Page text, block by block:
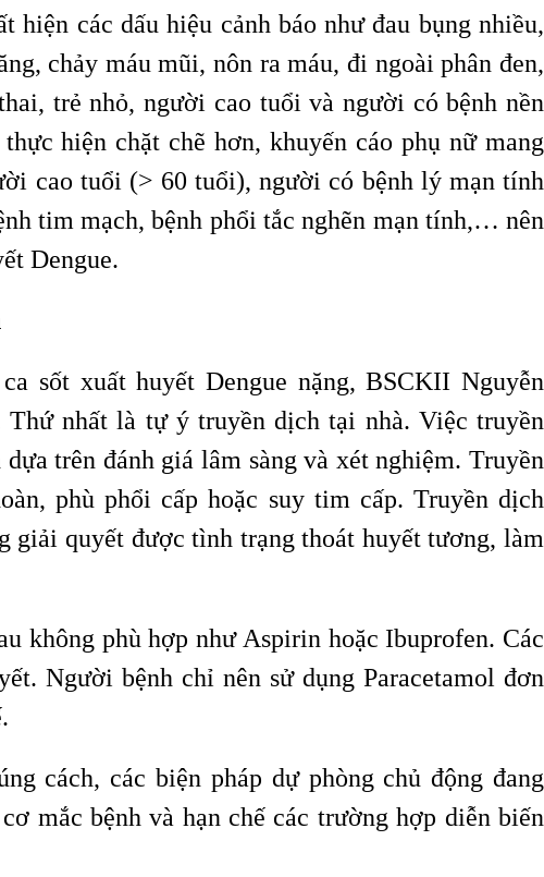
các dấu hiệu cảnh báo như đau bụng nhiều,
chảy máu mũi, nôn ra máu, đi ngoài phân đen,
trẻ nhỏ, người cao tuổi và người có bệnh nền
hiện chặt chẽ hơn, khuyến cáo phụ nữ mang
cao tuổi (> 60 tuổi), người có bệnh lý mạn tính
tim mạch, bệnh phổi tắc nghẽn mạn tính,… nên
Dengue.
sốt xuất huyết Dengue nặng, BSCKII Nguyễn
nhất là tự ý truyền dịch tại nhà. Việc truyền
trên đánh giá lâm sàng và xét nghiệm. Truyền
phù phổi cấp hoặc suy tim cấp. Truyền dịch
giải quyết được tình trạng thoát huyết tương, làm
không phù hợp như Aspirin hoặc Ibuprofen. Các
Người bệnh chỉ nên sử dụng Paracetamol đơn
cách, các biện pháp dự phòng chủ động đang
mắc bệnh và hạn chế các trường hợp diễn biến